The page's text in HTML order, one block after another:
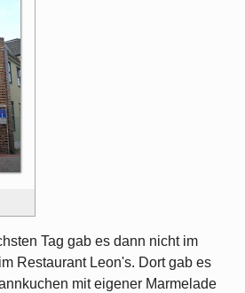
Tag gab es dann nicht im
Restaurant Leon's. Dort gab es
mit eigener Marmelade